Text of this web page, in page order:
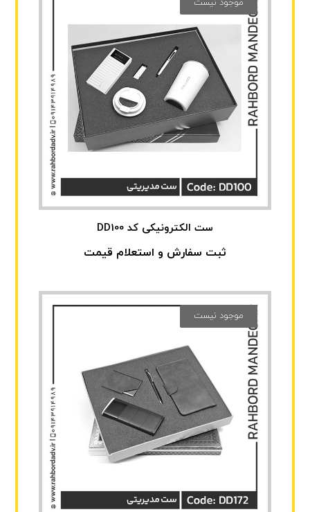
ست الکترونیکی کد DD100
ثبت سفارش و استعلام قیمت
موجود نیست
موجود نیست